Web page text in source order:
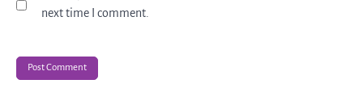
next time I comment.